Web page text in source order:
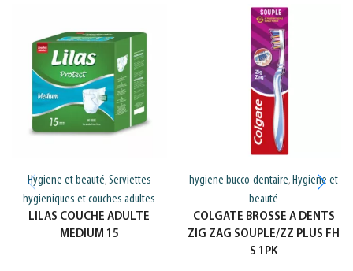
Hygiene et beauté, Serviettes
hygieniques et couches adultes
LILAS COUCHE ADULTE
MEDIUM 15
hygiene bucco-dentaire, Hygiene et
beauté
COLGATE BROSSE A DENTS
ZIG ZAG SOUPLE/ZZ PLUS FH
S 1PK